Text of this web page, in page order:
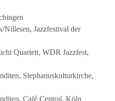
Jazzfestival der
Quartett, WDR Jazzfest,
Stephanuskulturkirche,
Café Central, Köln